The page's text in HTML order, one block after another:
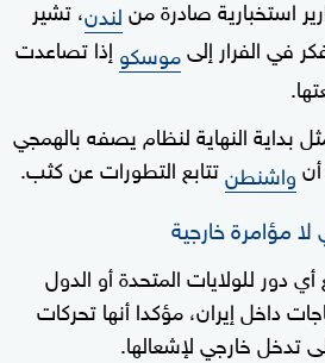
استخبارية صادرة منلندن، تشير
في الفرار إلىموسكو إذا تصاعدت
بداية النهاية لنظام يصفه بالهمجي
واشنطنتتابع التطورات عن كثب.
مؤامرة خارجية
دور للولايات المتحدة أو الدول
داخل إيران، مؤكدا أنها تحركات
تدخل خارجي لإشعالها.